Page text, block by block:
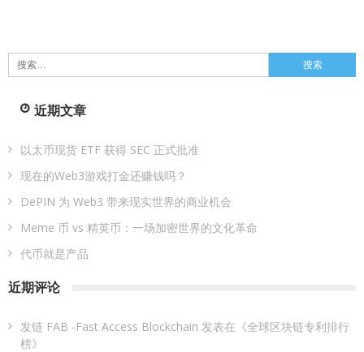
搜
索：
近期文章
以太币现货 ETF 获得 SEC 正式批准
现在的Web3游戏打金还赚钱吗？
DePIN 为 Web3 带来现实世界的商业机会
Meme 币 vs 精英币：一场加密世界的文化革命
代币就是产品
近期评论
发链 FAB -Fast Access Blockchain 发表在《全球区块链专利排行
榜》